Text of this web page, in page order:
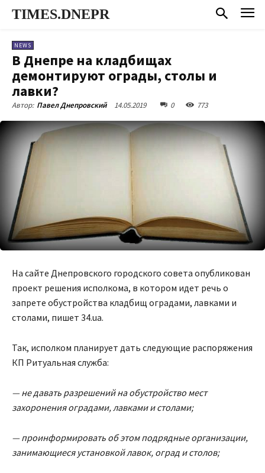
TIMES.DNEPR
NEWS
В Днепре на кладбищах
демонтируют ограды, столы и
лавки?
Автор: Павел Днепровский 14.05.2019 0 773
На сайте Днепровского городского совета опубликован
проект решения исполкома, в котором идет речь о
запрете обустройства кладбищ оградами, лавками и
столами, пишет 34.ua.
Так, исполком планирует дать следующие распоряжения
КП Ритуальная служба:
— не давать разрешений на обустройство мест
захоронения оградами, лавками и столами;
— проинформировать об этом подрядные организации,
занимающиеся установкой лавок, оград и столов;